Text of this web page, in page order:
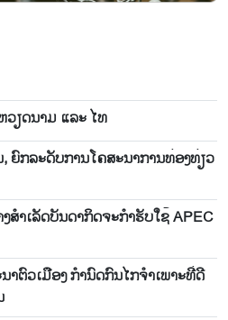
ຽດນາມ ແລະ ໄທ
ຍົກລະດັບການໂຄສະນາການທ່ອງທ່ຽວ
ຳເລັດບັນດາກິດຈະກຳຮັບໃຊ້ APEC
ຕົວເມືອງ ກຳນົດກົນໄກຈຳເພາະທີ່ດີ